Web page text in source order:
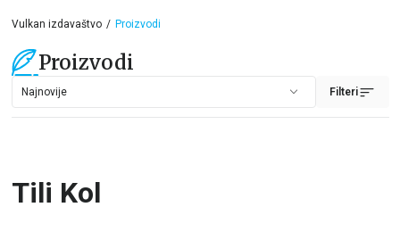
Vulkan izdavaštvo Proizvodi
Proizvodi
Filteri
Tili Kol